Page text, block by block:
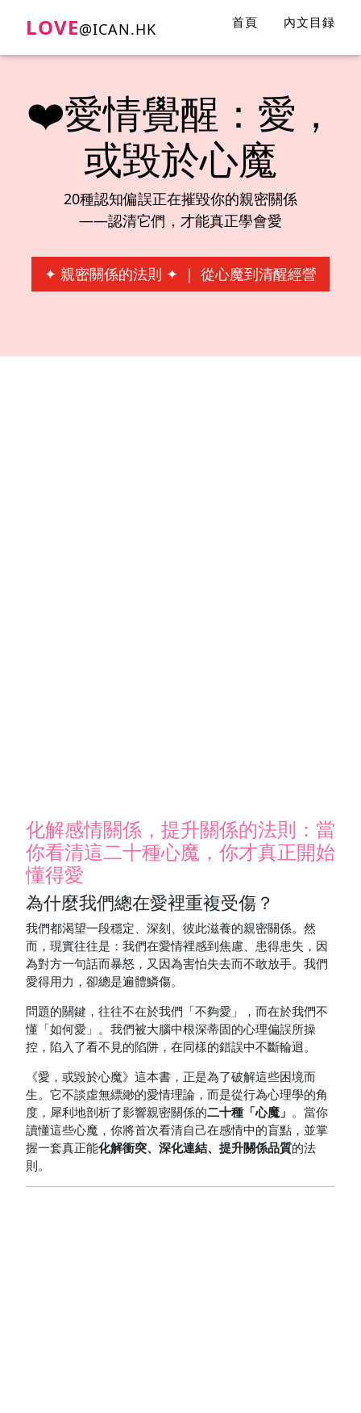
LOVE@ICAN.HK 首頁 內文目録
❤️愛情覺醒：愛，
或毀於心魔
20種認知偏誤正在摧毀你的親密關係
——認清它們，才能真正學會愛
✦ 親密關係的法則 ✦ ｜ 從心魔到清醒經營
化解感情關係，提升關係的法則：當
你看清這二十種心魔，你才真正開始
懂得愛
為什麼我們總在愛裡重複受傷？
我們都渴望一段穩定、深刻、彼此滋養的親密關係。然
而，現實往往是：我們在愛情裡感到焦慮、患得患失，因
為對方一句話而暴怒，又因為害怕失去而不敢放手。我們
愛得用力，卻總是遍體鱗傷。
問題的關鍵，往往不在於我們「不夠愛」，而在於我們不
懂「如何愛」。我們被大腦中根深蒂固的心理偏誤所操
控，陷入了看不見的陷阱，在同樣的錯誤中不斷輪迴。
《愛，或毀於心魔》這本書，正是為了破解這些困境而
生。它不談虛無縹緲的愛情理論，而是從行為心理學的角
度，犀利地剖析了影響親密關係的二十種「心魔」 。當你
讀懂這些心魔，你將首次看清自己在感情中的盲點，並掌
握一套真正能化解衝突、深化連結、提升關係品質的法
則。